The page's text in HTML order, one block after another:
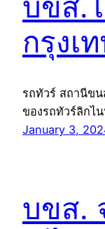
กรุงเ
รถทัวร์ สถานีขน
ของรถทัวร์ลิกไ
January 3,
บขส.